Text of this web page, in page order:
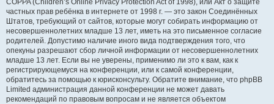
COPPA (Children’s Online Privacy Protection Act of 1998), или Акт о защите
частных прав ребёнка в интернете от 1998 г. — это закон Соединённых
Штатов, требующий от сайтов, которые могут собирать информацию от
несовершеннолетних младше 13 лет, иметь на это письменное согласие
родителей. Допустимо наличие иного вида подтверждения того, что
опекуны разрешают сбор личной информации от несовершеннолетних
младше 13 лет. Если вы не уверены, применимо ли это к вам, как к
регистрирующемуся на конференции, или к самой конференции,
обратитесь за помощью к юрисконсульту. Обратите внимание, что phpBB
Limited администрация данной конференции не может давать
рекомендаций по правовым вопросам и не является объектом